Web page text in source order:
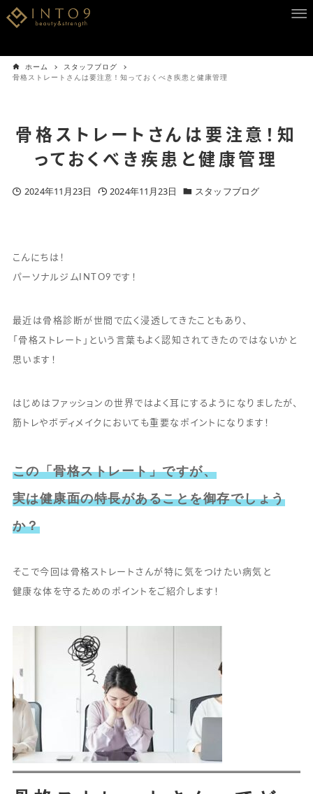
ホーム
スタッフブログ
骨格ストレートさんは要注意！知っておくべき疾患と健康管理
骨格ストレートさんは要注意！知
っておくべき疾患と健康管理
2024年11月23日 2024年11月23日 スタッフブログ
こんにちは！
パーソナルジムINTO9です！
最近は骨格診断が世間で広く浸透してきたこともあり、
「骨格ストレート」という言葉もよく認知されてきたのではないかと
思います！
はじめはファッションの世界ではよく耳にするようになりましたが、
筋トレやボディメイクにおいても重要なポイントになります！
この「骨格ストレート」ですが、
実は健康面の特長があることを御存でしょう
か？
そこで今回は骨格ストレートさんが特に気をつけたい病気と
健康な体を守るためのポイントをご紹介します！